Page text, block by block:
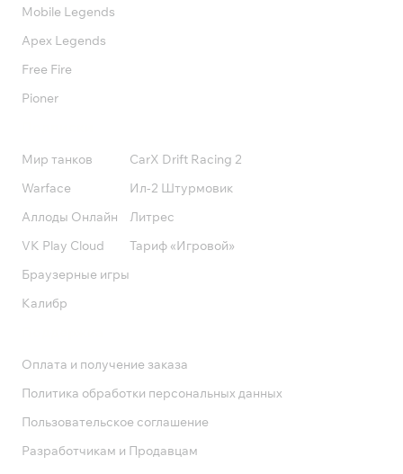
Mobile Legends
Apex Legends
Free Fire
Pioner
Мир танков
Warface
Аллоды Онлайн
VK Play Cloud
Браузерные игры
Калибр
CarX Drift Racing 2
Ил-2 Штурмовик
Литрес
Тариф «Игровой»
Оплата и получение заказа
Политика обработки персональных данных
Пользовательское соглашение
Разработчикам и Продавцам